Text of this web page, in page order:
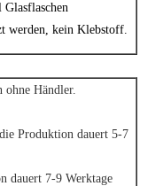
werden, kein Klebstoff.
ohne Händler.
Produktion dauert 5-7
dauert 7-9 Werktage